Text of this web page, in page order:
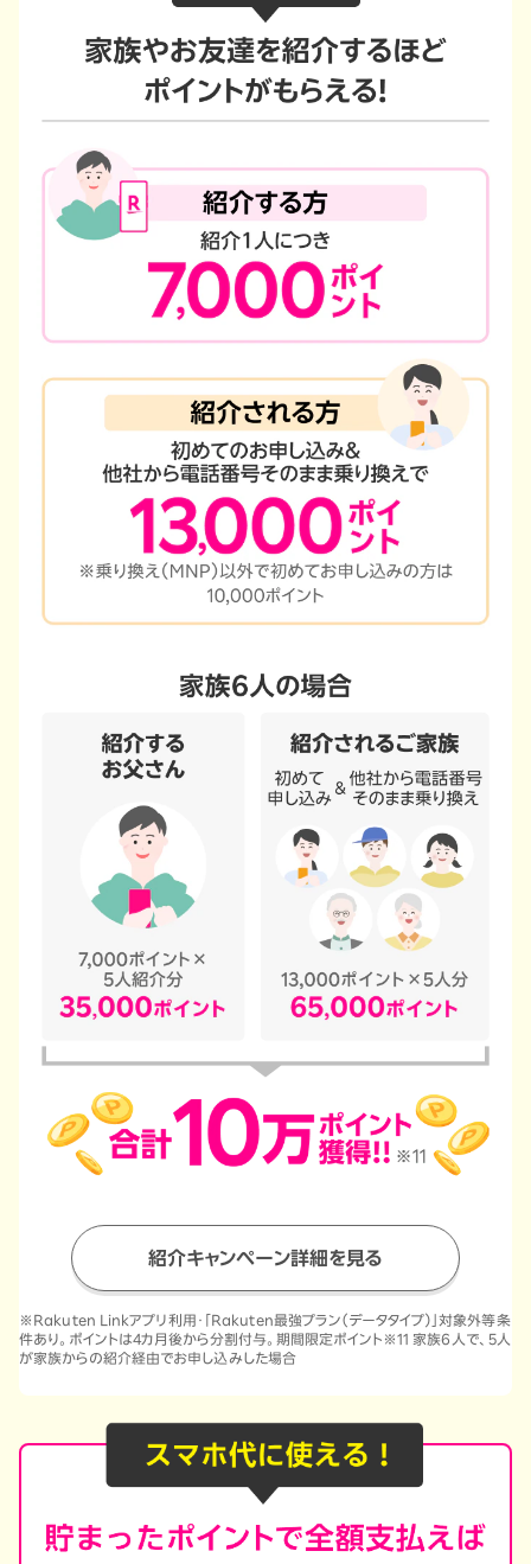
紹介キャンペーン詳細を見る
※Rakuten Linkアプリ利用・「Rakuten最強プラン（データタイプ）」対象外等条
件あり。ポイントは4カ月後から分割付与。期間限定ポイント※11 家族6人で、5人
が家族からの紹介経由でお申し込みした場合